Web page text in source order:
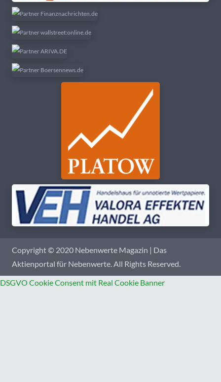
Copyright © 2020 Nebenwerte Magazin | Das
Aktienportal für Nebenwerte. All Rights Reserved.
DSGVO Cookie Consent mit Real Cookie Banner